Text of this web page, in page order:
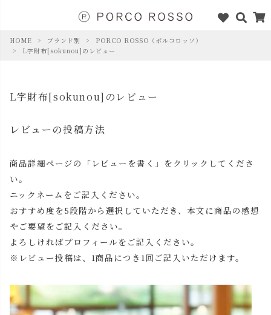
HOME ブランド別
PORCO ROSSO（ポルコロッソ）
L字財布[sokunou]のレビュー
L字財布[sokunou]のレビュー
レビューの投稿方法
商品詳細ページの「レビューを書く」をクリックしてくださ
い。
ニックネームをご記入ください。
おすすめ度を5段階から選択していただき、本文に商品の感想
やご要望をご記入ください。
よろしければプロフィールをご記入ください。
※レビュー投稿は、1商品につき1回ご記入いただけます。